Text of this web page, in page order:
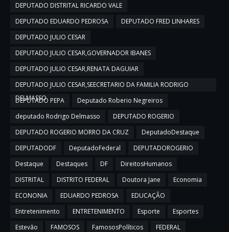
DEPUTADO DISTRITAL RICARDO VALE
DEPUTADO EDUARDO PEDROSA
DEPUTADO FRED LINHARES
DEPUTADO JULIO CESAR
DEPUTADO JULIO CESAR,GOVERNADOR IBANES
DEPUTADO JULIO CESAR,RENATA DAGUIAR
DEPUTADO JULIO CESAR,SEECRETARIO DA FAMILIA RODRIGO
DELMASSO
DEPUTADO PEPA
Deputado Roberio Negreiros
deputado Rodrigo Delmasso
DEPUTADO ROGERIO
DEPUTADO ROGERIO MORRO DA CRUZ
DeputadoDestaque
DEPUTADODF
DeputadoFederal
DEPUTADOROGERIO
Destaque
Destaques DF
DireitosHumanos
DISTRITAL
DISTRITO FEDERAL Doutora Jane
Economia
ECONONIA
EDUARDO PEDROSA
EDUCAÇÃO
Entretenimento
ENTRETENIMENTO Esporte
Esportes
Estevão
FAMOSOS FamososPolíticos
FEDERAL